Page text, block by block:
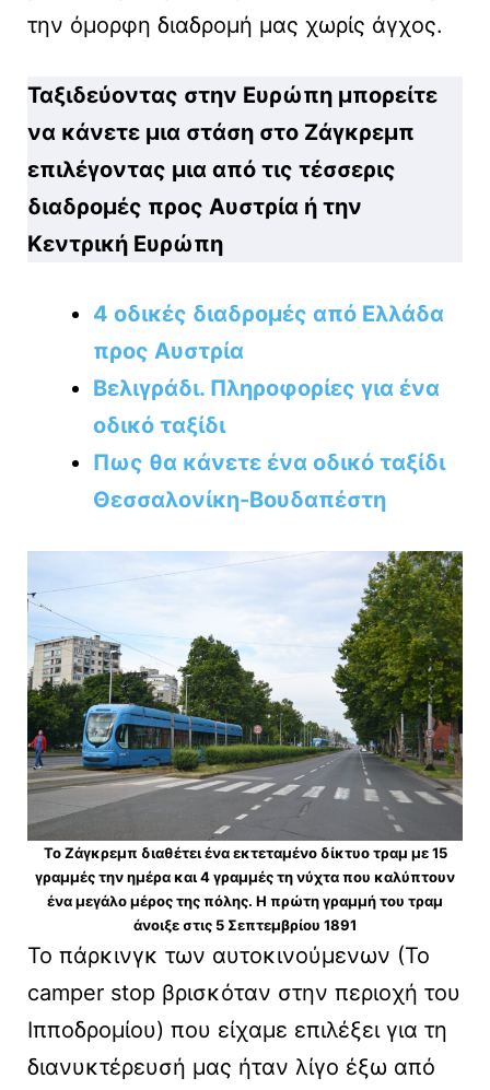
την όμορφη διαδρομή μας χωρίς άγχος.
Ταξιδεύοντας στην Ευρώπη μπορείτε
να κάνετε μια στάση στο Ζάγκρεμπ
επιλέγοντας μια από τις τέσσερις
διαδρομές προς Αυστρία ή την
Κεντρική Ευρώπη
4 οδικές διαδρομές από Ελλάδα
προς Αυστρία
Βελιγράδι. Πληροφορίες για ένα
οδικό ταξίδι
Πως θα κάνετε ένα οδικό ταξίδι
Θεσσαλονίκη-Βουδαπέστη
Το Ζάγκρεμπ διαθέτει ένα εκτεταμένο δίκτυο τραμ με 15
γραμμές την ημέρα και 4 γραμμές τη νύχτα που καλύπτουν
ένα μεγάλο μέρος της πόλης. Η πρώτη γραμμή του τραμ
άνοιξε στις 5 Σεπτεμβρίου 1891
Το πάρκινγκ των αυτοκινούμενων (Το
camper stop βρισκόταν στην περιοχή του
Ιπποδρομίου) που είχαμε επιλέξει για τη
διανυκτέρευσή μας ήταν λίγο έξω από